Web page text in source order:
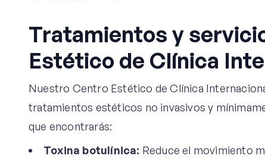
Tratamientos y
Estético de Clínica
Nuestro Centro Estético de Clínica
tratamientos estéticos no invasivos y
que encontrarás:
Toxina botulínica: Reduce el movimiento